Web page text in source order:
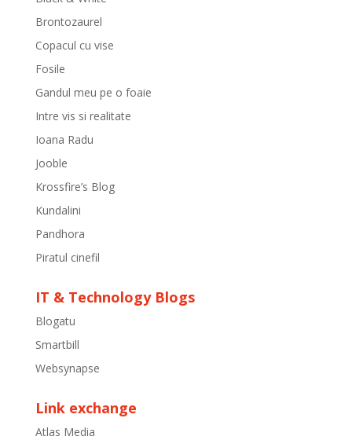
Brontozaurel
Copacul cu vise
Fosile
Gandul meu pe o foaie
Intre vis si realitate
Ioana Radu
Jooble
Krossfire’s Blog
Kundalini
Pandhora
Piratul cinefil
IT & Technology Blogs
Blogatu
Smartbill
Websynapse
Link exchange
Atlas Media